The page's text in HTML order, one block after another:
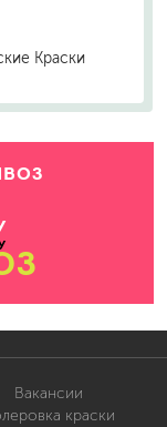
Краски
Вакансии
краски